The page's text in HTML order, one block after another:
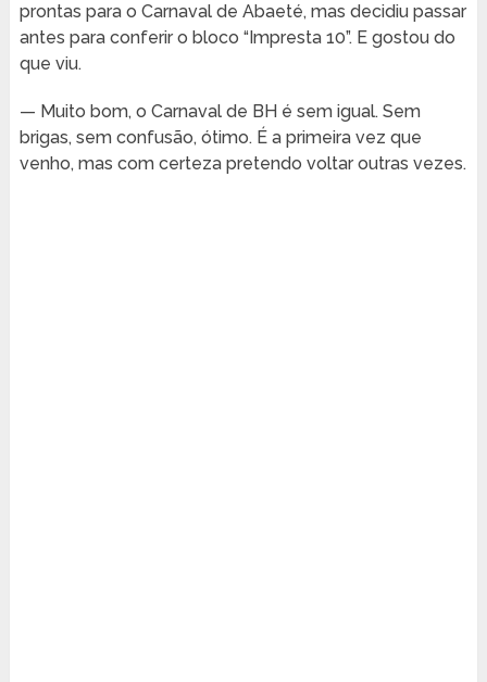
prontas para o Carnaval de Abaeté, mas decidiu passar
antes para conferir o bloco “Impresta 10”. E gostou do
que viu.
— Muito bom, o Carnaval de BH é sem igual. Sem
brigas, sem confusão, ótimo. É a primeira vez que
venho, mas com certeza pretendo voltar outras vezes.